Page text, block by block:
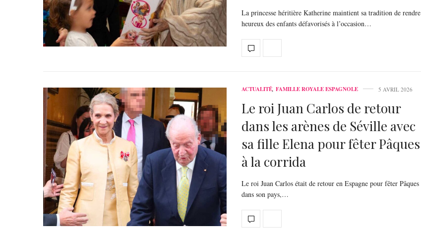
La princesse héritière Katherine maintient sa tradition de rendre
heureux des enfants défavorisés à l’occasion…
ACTUALITÉ, FAMILLE ROYALE ESPAGNOLE 5 AVRIL 2026
Le roi Juan Carlos de retour
dans les arènes de Séville avec
sa fille Elena pour fêter Pâques
à la corrida
Le roi Juan Carlos était de retour en Espagne pour fêter Pâques
dans son pays,…